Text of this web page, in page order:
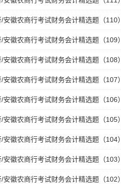
安徽农商行考试财务会计精选题（110）
安徽农商行考试财务会计精选题（109）
安徽农商行考试财务会计精选题（108）
安徽农商行考试财务会计精选题（107）
安徽农商行考试财务会计精选题（106）
安徽农商行考试财务会计精选题（105）
安徽农商行考试财务会计精选题（104）
安徽农商行考试财务会计精选题（103）
安徽农商行考试财务会计精选题（102）